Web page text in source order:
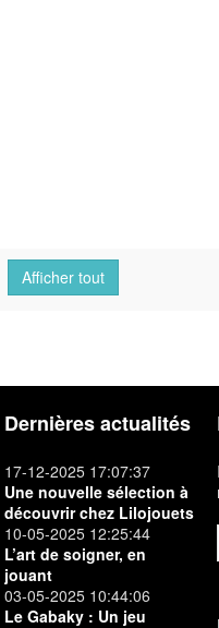
Afficher tout
Dernières actualités
17-12-2025 17:07:37
Une nouvelle sélection à
découvrir chez Lilojouets
10-05-2025 12:25:44
L’art de soigner, en
jouant
03-05-2025 10:44:06
Le Gabaky : Un jeu